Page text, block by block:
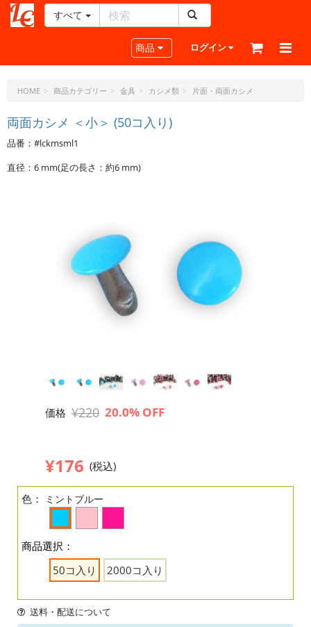
ー
ラ
ト・
ド
ッ
ト・
すべて
Toggle navigation
商品 ログイン
HOME 商品カテゴリー 金具 カシメ類 片面・両面カシメ
両面カシメ ＜小＞ (50コ入り)
品番：#lckmsml1
直径：6 mm(足の長さ：約6 mm)
価格 ¥220 20.0% OFF
¥176 (税込)
色： ミントブルー
商品選択：
50コ入り
2000コ入り
送料・配送について